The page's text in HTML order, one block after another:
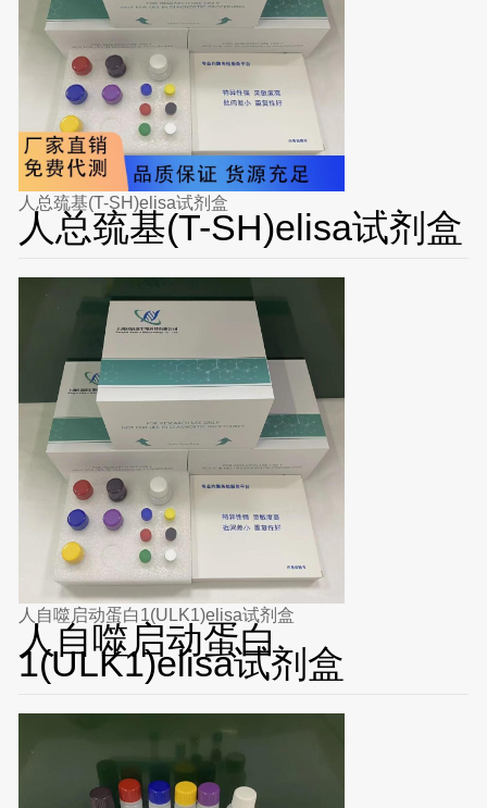
人总巯基(T-SH)elisa试剂盒
人总巯基(T-SH)elisa试剂盒
人自噬启动蛋白1(ULK1)elisa试剂盒
人自噬启动蛋白
1(ULK1)elisa试剂盒